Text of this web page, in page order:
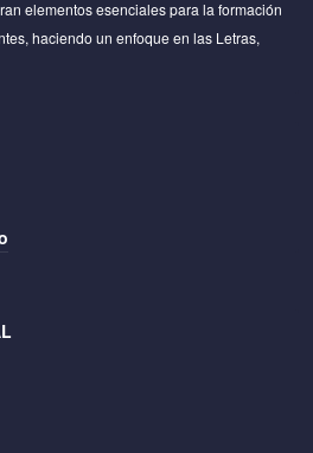
elementos esenciales para la formación
haciendo un enfoque en las Letras,